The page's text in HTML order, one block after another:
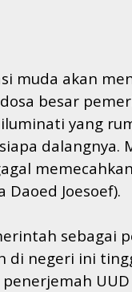
muda akan
besar
yang
dalangnya.
Joesoef).
sebagai
negeri ini